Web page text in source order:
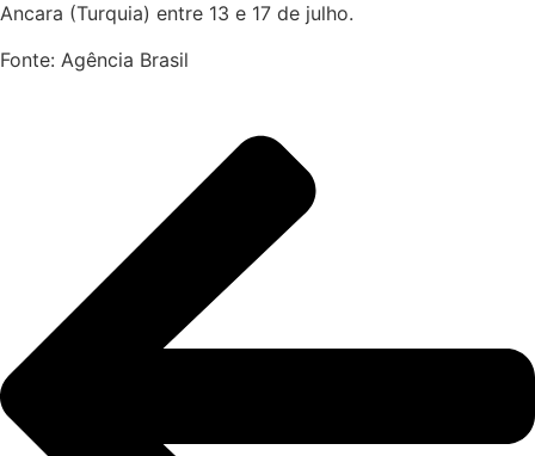
Ancara (Turquia) entre 13 e 17 de julho.
Fonte: Agência Brasil